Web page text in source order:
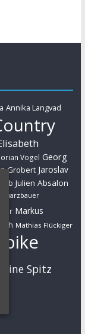
Annika Langvad
Vogel Georg
Grobert Jaroslav
Julien Absalon
Markus
Mathias Flückiger
Spitz